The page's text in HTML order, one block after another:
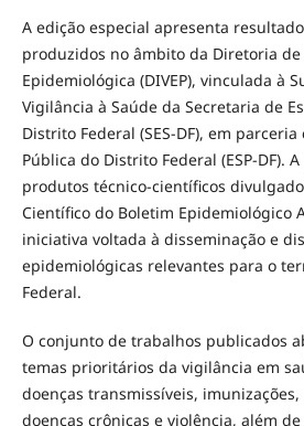
A edição especial apresenta
produzidos no âmbito da Diretoria de
Epidemiológica (DIVEP), vinculada à
Vigilância à Saúde da Secretaria de
Distrito Federal (SES-DF), em
Pública do Distrito Federal (ESP-DF).
produtos técnico-científicos
Científico do Boletim Epidemiológico
iniciativa voltada à disseminação e
epidemiológicas relevantes para o
Federal.
O conjunto de trabalhos publicados
temas prioritários da vigilância em
doenças transmissíveis,
doenças crônicas e violência, além